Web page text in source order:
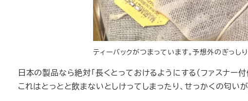
ティーバックがつまっています。予想外のぎっし
日本の製品なら絶対「長くとっておけるようにする（ファスナー
これはとっとと飲まないとしけってしまったり、せっかくの匂い